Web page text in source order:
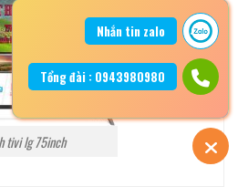
tivi lg 75inch
Nhắn tin zalo
Tổng đài : 0943980980